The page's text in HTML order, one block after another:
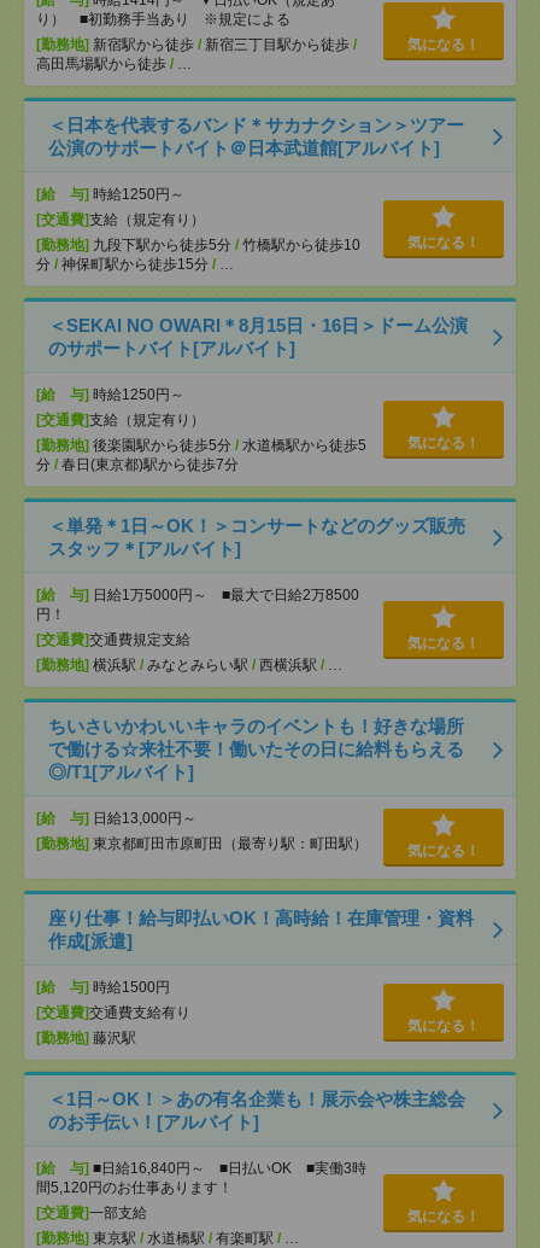
り） ■初勤務手当あり ※規定による
[勤務地] 新宿駅から徒歩 / 新宿三丁目駅から徒歩 /
高田馬場駅から徒歩 / …
気になる！
＜日本を代表するバンド＊サカナクション＞ツアー
公演のサポートバイト＠日本武道館[アルバイト]
[給 与] 時給1250円～
[交通費]支給（規定有り）
[勤務地] 九段下駅から徒歩5分 / 竹橋駅から徒歩10
分 / 神保町駅から徒歩15分 / …
気になる！
＜SEKAI NO OWARI＊8月15日・16日＞ドーム公演
のサポートバイト[アルバイト]
[給 与] 時給1250円～
[交通費]支給（規定有り）
[勤務地] 後楽園駅から徒歩5分 / 水道橋駅から徒歩5
分 / 春日(東京都)駅から徒歩7分
気になる！
＜単発＊1日～OK！＞コンサートなどのグッズ販売
スタッフ＊[アルバイト]
[給 与] 日給1万5000円～ ■最大で日給2万8500
円！
[交通費]交通費規定支給
[勤務地] 横浜駅 / みなとみらい駅 / 西横浜駅 / …
気になる！
ちいさいかわいいキャラのイベントも！好きな場所
で働ける☆来社不要！働いたその日に給料もらえる
◎/T1[アルバイト]
[給 与] 日給13,000円～
[勤務地] 東京都町田市原町田（最寄り駅：町田駅） 気になる！
座り仕事！給与即払いOK！高時給！在庫管理・資料
作成[派遣]
[給 与] 時給1500円
[交通費]交通費支給有り
[勤務地] 藤沢駅
気になる！
＜1日～OK！＞あの有名企業も！展示会や株主総会
のお手伝い！[アルバイト]
[給 与] ■日給16,840円～ ■日払いOK ■実働3時
間5,120円のお仕事あります！
[交通費]一部支給
[勤務地] 東京駅 / 水道橋駅 / 有楽町駅 / …
気になる！